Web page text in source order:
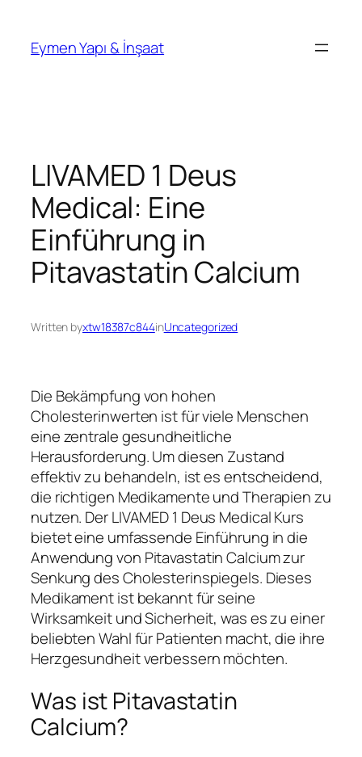
Eymen Yapı & İnşaat
LIVAMED 1 Deus
Medical: Eine
Einführung in
Pitavastatin Calcium
Written byxtw18387c844inUncategorized
Die Bekämpfung von hohen
Cholesterinwerten ist für viele Menschen
eine zentrale gesundheitliche
Herausforderung. Um diesen Zustand
effektiv zu behandeln, ist es entscheidend,
die richtigen Medikamente und Therapien zu
nutzen. Der LIVAMED 1 Deus Medical Kurs
bietet eine umfassende Einführung in die
Anwendung von Pitavastatin Calcium zur
Senkung des Cholesterinspiegels. Dieses
Medikament ist bekannt für seine
Wirksamkeit und Sicherheit, was es zu einer
beliebten Wahl für Patienten macht, die ihre
Herzgesundheit verbessern möchten.
Was ist Pitavastatin
Calcium?